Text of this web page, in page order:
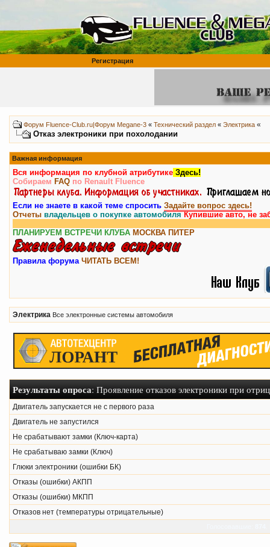
Регистрация
Форум Fluence-Club.ru|Форум Megane-3 « Технический раздел « Электрика «
Отказ электроники при похолодании
Важная информация
Вся информация по клубной атрибутике Здесь!
Собираем FAQ по Renault Fluence
Если не знаете в какой теме спросить Задайте вопрос здесь!
Отчеты владельцев о покупке автомобиляКупившие авто, не
ПЛАНИРУЕМ ВСТРЕЧИ КЛУБА МОСКВА ПИТЕР
Правила форума ЧИТАТЬ ВСЕМ!
Электрика Все электронные системы автомобиля
Результаты опроса: Проявление отказов электроники при
Двигатель запускается не с первого раза
Двигатель не запустился
Не срабатывают замки (Ключ-карта)
Не срабатываю замки (Ключ)
Глюки электроники (ошибки БК)
Отказы (ошибки) АКПП
Отказы (ошибки) МКПП
Отказов нет (температуры отрицательные)